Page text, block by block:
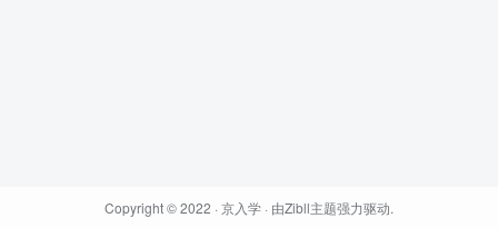
Copyright © 2022 ·京入学 · 由Zibll主题强力驱动.